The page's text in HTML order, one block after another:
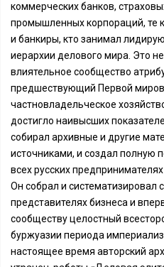
коммерческих банков,
промышленных корпораций, те
и банкиры, кто занимал
иерархии делового мира. Это
влиятельное сообщество
предшествующий Первой
частновладельческое
достигло наивысших
собирал архивные и другие
источниками, и создал полную
всех русских
Он собрал и систематизировал
представителях бизнеса и
сообществу целостный
буржуазии периода
настоящее время авторский